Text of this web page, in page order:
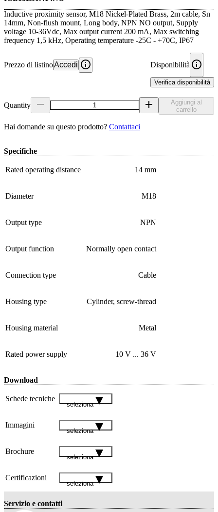
Inductive proximity sensor, M18 Nickel-Plated Brass, 2m cable, Sn
14mm, Non-flush mount, Long body, NPN NO output, Supply
voltage 10-36Vdc, Max output current 200 mA, Max switching
frequency 1,5 kHz, Operating temperature -25C - +70C, IP67
Prezzo di listinoAccedi Disponibilità
Verifica disponibilità
Quantity
Aggiungi al
carrello
Hai domande su questo prodotto? Contattaci
Specifiche
Rated operating distance 14 mm
Diameter M18
Output type NPN
Output function Normally open contact
Connection type Cable
Housing type Cylinder, screw-thread
Housing material Metal
Rated power supply 10 V ... 36 V
Download
Schede tecniche
seleziona
Immagini
seleziona
Brochure
seleziona
Certificazioni
seleziona
Servizio e contatti